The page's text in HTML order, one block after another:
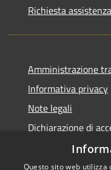
Richiesta assistenza
Amministrazione
Informativa privacy
Note legali
Dichiarazione di
Questo sito web